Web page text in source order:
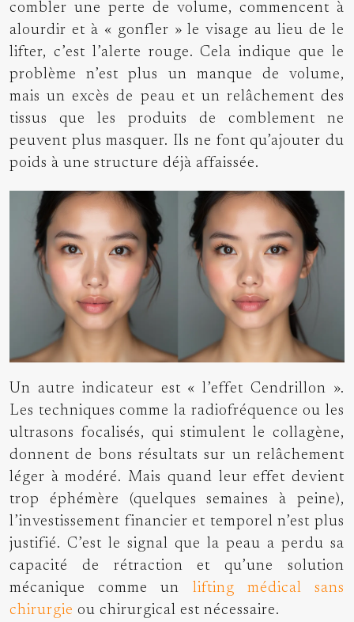
combler une perte de volume, commencent à
alourdir et à « gonfler » le visage au lieu de le
lifter, c’est l’alerte rouge. Cela indique que le
problème n’est plus un manque de volume,
mais un excès de peau et un relâchement des
tissus que les produits de comblement ne
peuvent plus masquer. Ils ne font qu’ajouter du
poids à une structure déjà affaissée.
Un autre indicateur est « l’effet Cendrillon ».
Les techniques comme la radiofréquence ou les
ultrasons focalisés, qui stimulent le collagène,
donnent de bons résultats sur un relâchement
léger à modéré. Mais quand leur effet devient
trop éphémère (quelques semaines à peine),
l’investissement financier et temporel n’est plus
justifié. C’est le signal que la peau a perdu sa
capacité de rétraction et qu’une solution
mécanique comme un lifting médical sans
chirurgie ou chirurgical est nécessaire.